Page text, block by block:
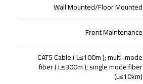
Wall Mounted/Floor Mounted
Front Maintenance
CAT5 Cable ( L≤100m ); multi-mode
fiber ( L≤300m ); single mode fiber
(L≤10km)